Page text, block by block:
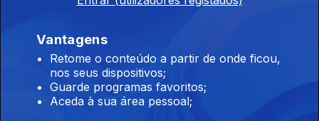
Orfeu de Sá Lisboa
Direto Moçambique
Vantagens
Retome o conteúdo a partir de onde ficou,
nos seus dispositivos;
Guarde programas favoritos;
Aceda à sua área pessoal;